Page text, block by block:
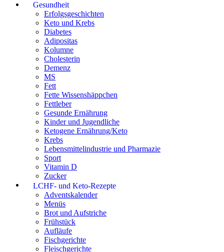
Gesundheit
Erfolgsgeschichten
Keto und Krebs
Diabetes
Adipositas
Kolumne
Cholesterin
Demenz
MS
Fett
Fette Wissenshäppchen
Fettleber
Gesunde Ernährung
Kinder und Jugendliche
Ketogene Ernährung/Keto
Krebs
Lebensmittelindustrie und Pharmazie
Sport
Vitamin D
Zucker
LCHF- und Keto-Rezepte
Adventskalender
Menüs
Brot und Aufstriche
Frühstück
Aufläufe
Fischgerichte
Fleischgerichte